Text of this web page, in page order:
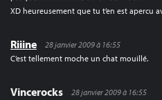
XD heureusement que tu t’en est apercu
Riiine
28 janvier 2009 à 16:55
C’est tellement moche un chat mouillé.
Vincerocks
28 janvier 2009 à 16:55